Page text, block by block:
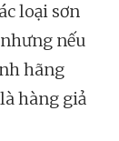
loại sơn
nếu
hãng
hàng giả